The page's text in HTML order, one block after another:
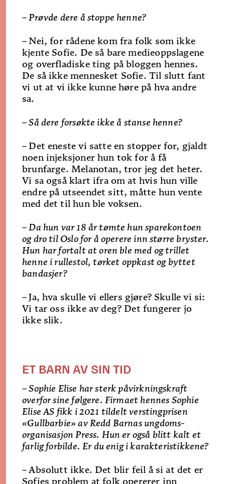
– Prøvde dere å stoppe henne?
– Nei, for rådene kom fra folk som ikke
kjente Sofie. De så bare medieoppslagene
og overfladiske ting på bloggen hennes.
De så ikke mennesket Sofie. Til slutt fant
vi ut at vi ikke kunne høre på hva andre
sa.
– Så dere forsøkte ikke å stanse henne?
– Det eneste vi satte en stopper for, gjaldt
noen injeksjoner hun tok for å få
brunfarge. Melanotan, tror jeg det heter.
Vi sa også klart ifra om at hvis hun ville
endre på utseendet sitt, måtte hun vente
med det til hun ble voksen.
– Da hun var 18 år tømte hun sparekontoen
og dro til Oslo for å operere inn større bryster.
Hun har fortalt at oren ble med og trillet
henne i rullestol, tørket oppkast og byttet
bandasjer?
–Ja, hva skulle vi ellers gjøre? Skulle vi si:
Vi tar oss ikke av deg? Det fungerer jo
ikke slik.
ET BARN AV SIN TID
– Sophie Elise har sterk påvirkningskraft
overfor sine følgere. Firmaet hennes Sophie
Elise AS fikk i 2021 tildelt verstingprisen
«Gullbarbie» av Redd Barnas ungdoms-
organisasjon Press. Hun er også blitt kalt et
farlig forbilde. Er du enig i karakteristikkene?
–Absolutt ikke. Det blir feil å si at det er
Sofies problem at folk opererer inn